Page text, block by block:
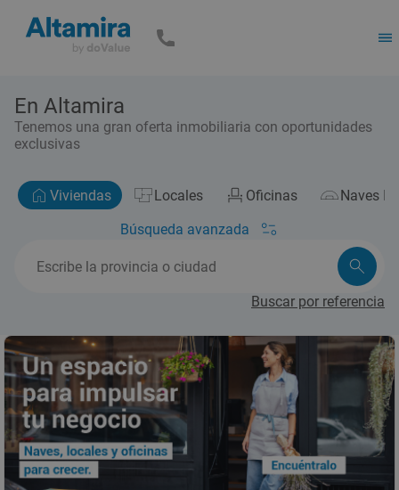
En Altamira
Tenemos una gran oferta inmobiliaria con oportunidades
exclusivas
Viviendas Locales Oficinas
Naves
Búsqueda avanzada
Buscar por referencia